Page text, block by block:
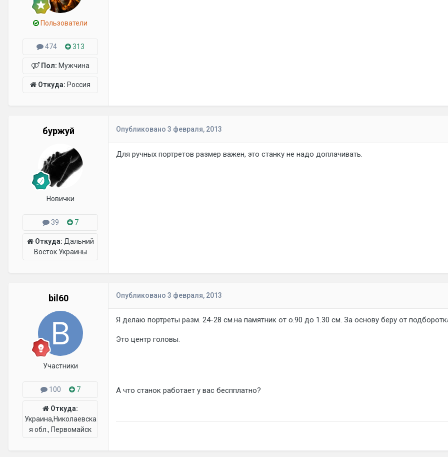
Пользователи
474 313
Пол: Мужчина
Откуда: Россия
буржуй
Новички
39 7
Откуда: Дальний
Восток Украины
Опубликовано 3 февраля, 2013
Для ручных портретов размер важен, это станку не надо доплачивать.
bil60
Участники
100 7
Откуда:
Украина,Николаевска
я обл., Первомайск
Опубликовано 3 февраля, 2013
Я делаю портреты разм. 24-28 см.на памятник от о.90 до 1.30 см. За основу беру от
Это центр головы.
А что станок работает у вас беспплатно?